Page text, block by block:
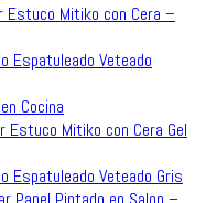
Estuco Mitiko con Cera –
Espatuleado Veteado
Cocina
Estuco Mitiko con Cera Gel
Espatuleado Veteado Gris